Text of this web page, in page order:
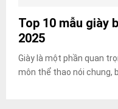
Top 10 mẫu giày
2025
Giày là một phần quan
môn thể thao nói chung,